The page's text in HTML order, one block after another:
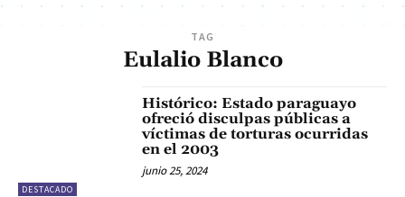
TAG
Eulalio Blanco
DESTACADO
Histórico: Estado paraguayo
ofreció disculpas públicas a
víctimas de torturas ocurridas
en el 2003
junio 25, 2024